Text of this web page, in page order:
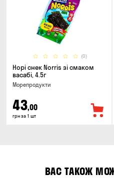
(0)
Норі снек Norris зі смаком
васабі, 4.5г
Морепродукти
43,00
грн за 1 шт
ВАС ТАКОЖ